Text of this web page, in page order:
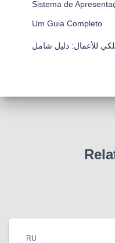
Sistema de
Um Guia Completo
للأعمال: دليل شامل
RU